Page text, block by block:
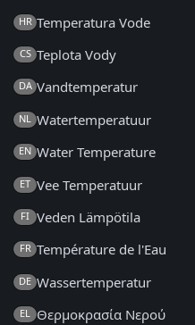
HR Temperatura Vode
CS Teplota Vody
DA Vandtemperatur
NL Watertemperatuur
EN Water Temperature
ET Vee Temperatuur
FI Veden Lämpötila
FR Température de l'Eau
DE Wassertemperatur
EL Θερμοκρασία Νερού